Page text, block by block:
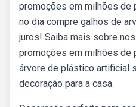
promoções em milhões de
no dia compre galhos de
juros! Saiba mais sobre
promoções em milhões de
árvore de plástico artificial
decoração para a casa.